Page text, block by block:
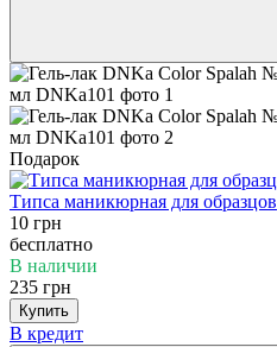
Подарок
Типса маникюрная для образцов
10 грн
бесплатно
В наличии
235 грн
Купить
В кредит